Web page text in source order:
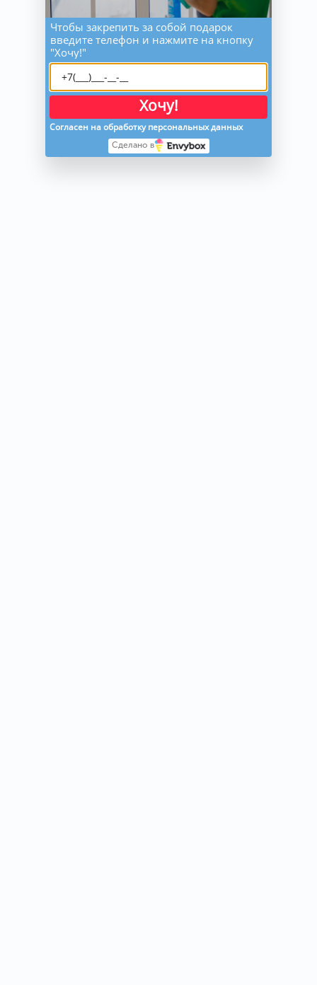
Чтобы закрепить за собой подарок
введите телефон и нажмите на кнопку
"Хочу!"
Хочу!
Согласен на обработку персональных данных
Сделано в